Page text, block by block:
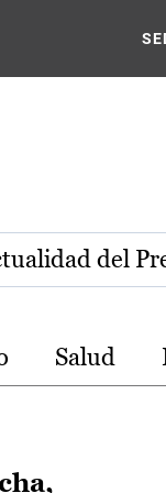
del
Salud